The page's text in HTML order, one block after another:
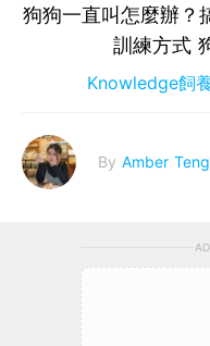
狗狗一直叫怎麼辦？
訓練方式
Knowledge飼
By Amber Teng